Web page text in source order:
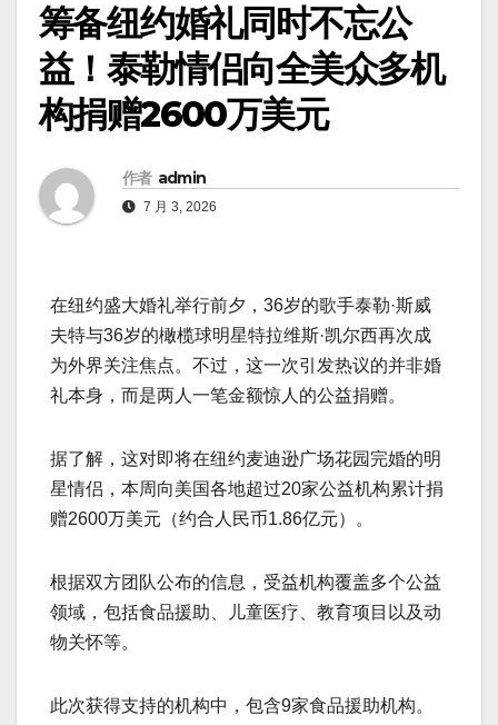
筹备纽约婚礼同时不忘公
益！泰勒情侣向全美众多机
构捐赠2600万美元
作者 admin
7 月 3, 2026
在纽约盛大婚礼举行前夕，36岁的歌手泰勒·斯威
夫特与36岁的橄榄球明星特拉维斯·凯尔西再次成
为外界关注焦点。不过，这一次引发热议的并非婚
礼本身，而是两人一笔金额惊人的公益捐赠。
据了解，这对即将在纽约麦迪逊广场花园完婚的明
星情侣，本周向美国各地超过20家公益机构累计捐
赠2600万美元（约合人民币1.86亿元）。
根据双方团队公布的信息，受益机构覆盖多个公益
领域，包括食品援助、儿童医疗、教育项目以及动
物关怀等。
此次获得支持的机构中，包含9家食品援助机构。